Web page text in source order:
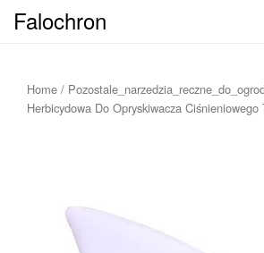
Falochron
Home /
Herbicydowa Do Opryskiwacza Ciśnieniowego